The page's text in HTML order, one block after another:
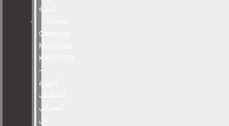
كبيرة
Cleaning
Machines
KARCHER
–
أجهزة
التنظيف
المنزلي
من